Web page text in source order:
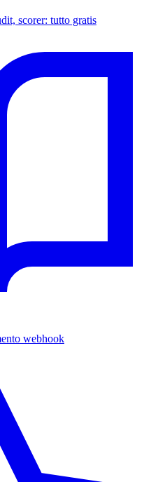
scorer: tutto gratis
webhook